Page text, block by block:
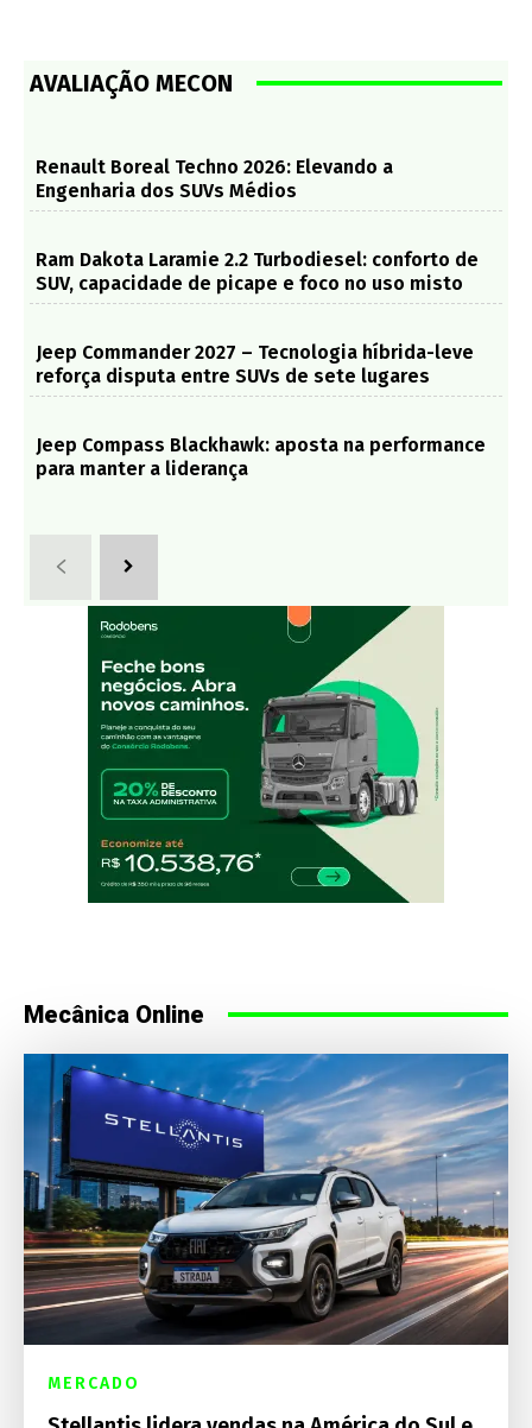
AVALIAÇÃO MECON
Renault Boreal Techno 2026: Elevando a
Engenharia dos SUVs Médios
Ram Dakota Laramie 2.2 Turbodiesel: conforto de
SUV, capacidade de picape e foco no uso misto
Jeep Commander 2027 – Tecnologia híbrida-leve
reforça disputa entre SUVs de sete lugares
Jeep Compass Blackhawk: aposta na performance
para manter a liderança
Mecânica Online
MERCADO